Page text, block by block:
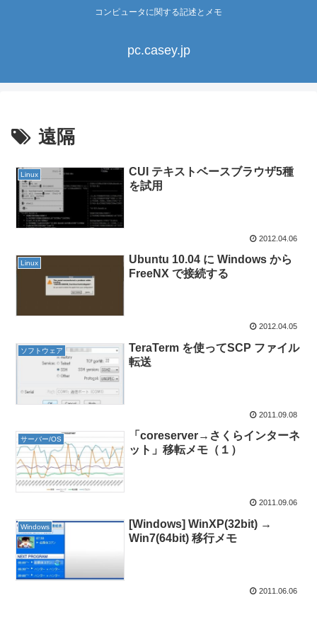
コンピュータに関する記述とメモ
pc.casey.jp
遠隔
Linux
CUI テキストベースブラウザ5種
を試用
2012.04.06
Linux
Ubuntu 10.04 に Windows から
FreeNX で接続する
2012.04.05
ソフトウェア
TeraTerm を使ってSCP ファイル
転送
2011.09.08
サーバー/OS
「coreserver→さくらインターネ
ット」移転メモ（１）
2011.09.06
Windows
[Windows] WinXP(32bit) →
Win7(64bit) 移行メモ
2011.06.06